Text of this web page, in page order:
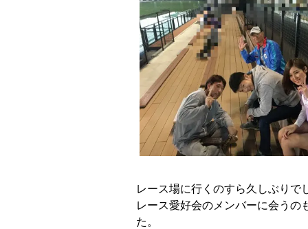
レース場に行くのすら久しぶりで
レース愛好会のメンバーに会うの
た。